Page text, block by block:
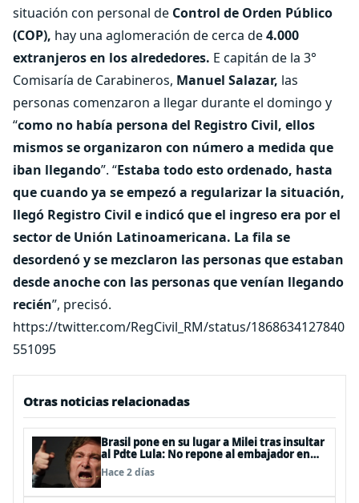
situación con personal de Control de Orden Público
(COP), hay una aglomeración de cerca de4.000
extranjeros en los alrededores. E capitán de la 3°
Comisaría de Carabineros, Manuel Salazar, las
personas comenzaron a llegar durante el domingo y
“como no había persona del Registro Civil, ellos
mismos se organizaron con número a medida que
iban llegando”. “Estaba todo esto ordenado, hasta
que cuando ya se empezó a regularizar la situación,
llegó Registro Civil e indicó que el ingreso era por el
sector de Unión Latinoamericana. La fila se
desordenó y se mezclaron las personas que estaban
desde anoche con las personas que venían llegando
recién”, precisó.
https://twitter.com/RegCivil_RM/status/1868634127840
551095
Otras noticias relacionadas
Brasil pone en su lugar a Milei tras insultar
al Pdte Lula: No repone al embajador en
BBSS y rebaja la relación bilateral
Hace 2 días